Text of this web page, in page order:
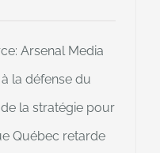
Arsenal Media
la défense du
la stratégie pour
Québec retarde